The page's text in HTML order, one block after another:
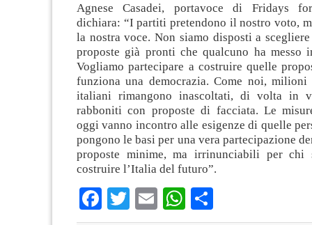
Agnese Casadei, portavoce di Fridays
dichiara: “I partiti pretendono il nostro voto,
la nostra voce. Non siamo disposti a
proposte già pronti che qualcuno ha messo
Vogliamo partecipare a costruire quelle
funziona una democrazia. Come noi,
italiani rimangono inascoltati, di volta in
rabboniti con proposte di facciata. Le
oggi vanno incontro alle esigenze di quelle
pongono le basi per una vera partecipazione
proposte minime, ma irrinunciabili per chi
costruire l’Italia del futuro”.
Facebook
Twitter
EmailWhatsApp